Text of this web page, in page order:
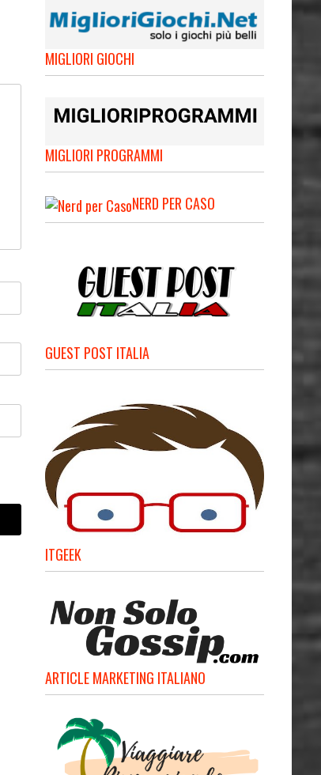
MIGLIORI GIOCHI
MIGLIORI PROGRAMMI
NERD PER CASO
GUEST POST ITALIA
ITGEEK
ARTICLE MARKETING ITALIANO